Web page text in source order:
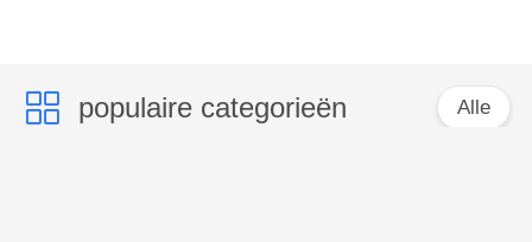
populaire categorieën Alle